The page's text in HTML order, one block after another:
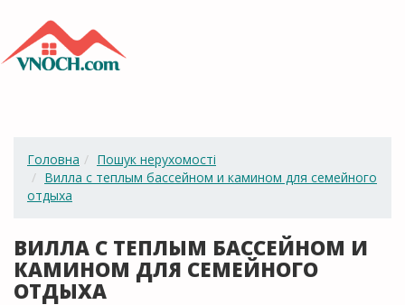
Головна
Пошук нерухомості
Вилла с теплым бассейном и камином для семейного
отдыха
ВИЛЛА С ТЕПЛЫМ БАССЕЙНОМ И
КАМИНОМ ДЛЯ СЕМЕЙНОГО
ОТДЫХА